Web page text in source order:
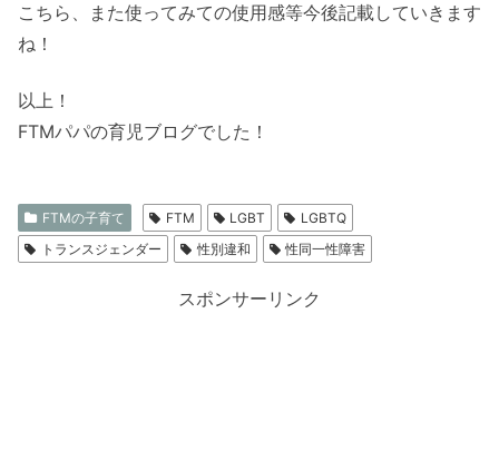
こちら、また使ってみての使用感等今後記載していきます
ね！
以上！
FTMパパの育児ブログでした！
FTMの子育て FTM LGBT
LGBTQ
トランスジェンダー
性別違和 性同一性障害
スポンサーリンク